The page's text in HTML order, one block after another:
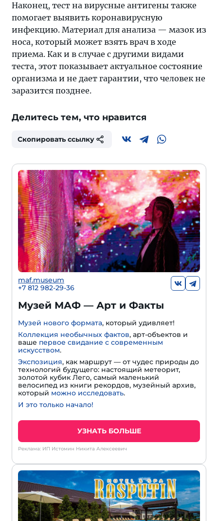
Наконец, тест на вирусные антигены также
помогает выявить коронавирусную
инфекцию. Материал для анализа — мазок из
носа, который может взять врач в ходе
приема. Как и в случае с другими видами
теста, этот показывает актуальное состояние
организма и не дает гарантии, что человек не
заразится позднее.
Делитесь тем, что нравится
Скопировать ссылку
maf.museum
+7 812 982-29-36
Музей МАФ — Арт и Факты
Музей нового формата, который удивляет!
Коллекция необычных фактов, арт-объектов и
ваше первое свидание с современным
искусством.
Экспозиция, как маршрут — от чудес природы до
технологий будущего: настоящий метеорит,
золотой кубик Лего, самый маленький
велосипед из книги рекордов, музейный архив,
который можно исследовать.
И это только начало!
УЗНАТЬ БОЛЬШЕ
Реклама: ИП Истомин Никита Алексеевич